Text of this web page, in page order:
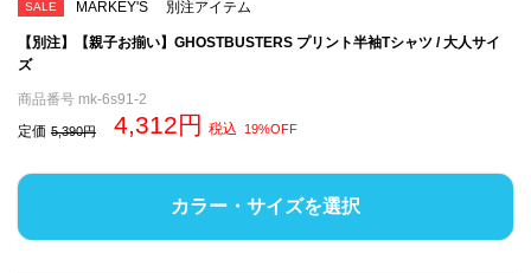
SALE MARKEY'S 別注アイテム
【別注】【親子お揃い】GHOSTBUSTERS プリント半袖Tシャツ / 大人サイ
ズ
商品番号 mk-6s91-2
定価 5,390 4,312 税込 19%OFF
カラー・サイズを選択